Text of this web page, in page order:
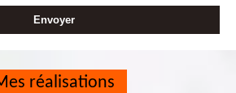
réalisations